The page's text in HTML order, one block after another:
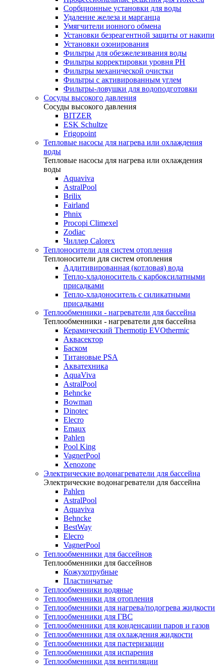
Сорбционные установки для воды
Удаление железа и марганца
Умягчители ионного обмена
Установки безреагентной защиты от накипи
Установки озонирования
Фильтры для обезжелезивания воды
Фильтры корректировки уровня PH
Фильтры механической очистки
Фильтры с активированным углем
Фильтры-ловушки для водоподготовки
Сосуды высокого давления
Сосуды высокого давления
BITZER
ESK Schultze
Frigopoint
Тепловые насосы для нагрева или охлаждения
воды
Тепловые насосы для нагрева или охлаждения
воды
Aquaviva
AstralPool
Brilix
Fairland
Phnix
Procopi Climexel
Zodiac
Чиллер Calorex
Теплоносители для систем отопления
Теплоносители для систем отопления
Аддитивированная (котловая) вода
Тепло-хладоноситель с карбоксилатными
присадками
Тепло-хладоноситель с силикатными
присадками
Теплообменники - нагреватели для бассейна
Теплообменники - нагреватели для бассейна
Керамический Thermotip EVOthermic
Аквасектор
Баском
Титановые PSA
Акватехника
AquaViva
AstralPool
Behncke
Bowman
Dinotec
Elecro
Emaux
Pahlen
Pool King
VagnerPool
Xenozone
Электрические водонагреватели для бассейна
Электрические водонагреватели для бассейна
Pahlen
AstralPool
Aquaviva
Behncke
BestWay
Elecro
VagnerPool
Теплообменники для бассейнов
Теплообменники для бассейнов
Кожухотрубные
Пластинчатые
Теплообменники водяные
Теплообменники для отопления
Теплообменники для нагрева/подогрева жидкости
Теплообменники для ГВС
Теплообменники для конденсации паров и газов
Теплообменники для охлаждения жидкости
Теплообменники для пастеризации
Теплообменники для испарения
Теплообменники для вентиляции